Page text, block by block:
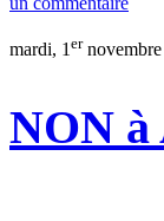
mardi, 1 ernovembre
NON